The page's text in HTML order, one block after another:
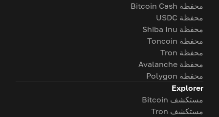
محفظة Bitcoin Cash
محفظة USDC
محفظة Shiba Inu
محفظة Toncoin
محفظة Tron
محفظة Avalanche
محفظة Polygon
Explorer
مستكشف Bitcoin
مستكشف Tron